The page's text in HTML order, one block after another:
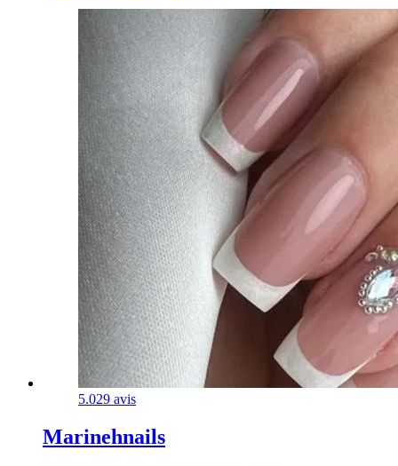
5.029 avis
Marinehnails